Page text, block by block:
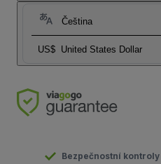
Čeština
US$ United States Dollar
Bezpečnostní